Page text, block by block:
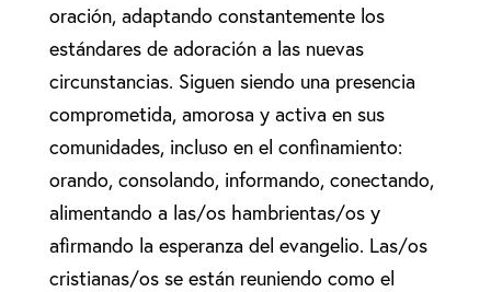
oración, adaptando constantemente los
estándares de adoración a las nuevas
circunstancias. Siguen siendo una presencia
comprometida, amorosa y activa en sus
comunidades, incluso en el confinamiento:
orando, consolando, informando, conectando,
alimentando a las/os hambrientas/os y
afirmando la esperanza del evangelio. Las/os
cristianas/os se están reuniendo como el